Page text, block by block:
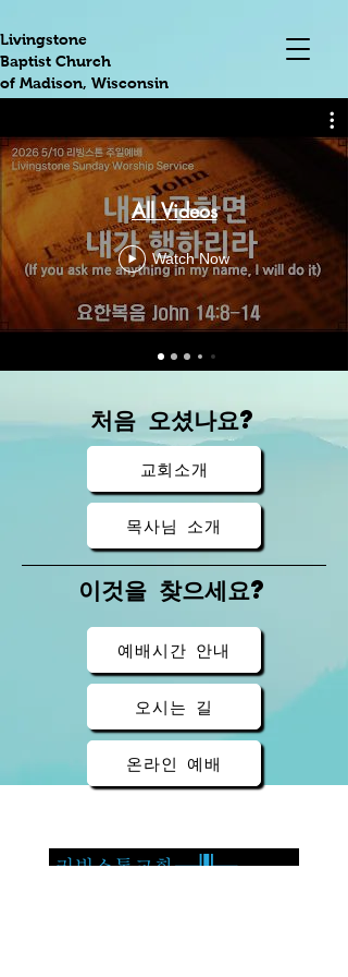
Livingstone
Baptist Church
of Madison, Wisconsin
All Videos
Watch Now
처음 오셨나요?
교회소개
목사님 소개
이것을 찾으세요?
예배시간 안내
오시는 길
온라인 예배